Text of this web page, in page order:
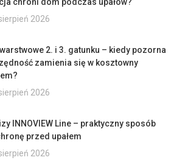
2026
warstwowe 2. i 3. gatunku – kiedy pozorna
zamienia się w kosztowny
2026
INNOVIEW Line – praktyczny sposób
przed upałem
2026